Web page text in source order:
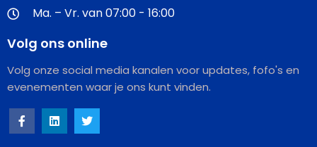
Ma. – Vr. van 07:00 - 16:00
Volg ons online
Volg onze social media kanalen voor updates, fofo's en
evenementen waar je ons kunt vinden.